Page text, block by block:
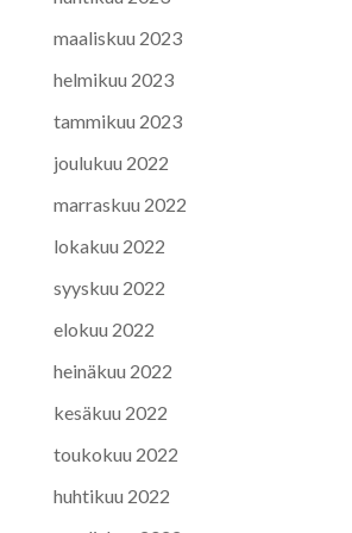
maaliskuu 2023
helmikuu 2023
tammikuu 2023
joulukuu 2022
marraskuu 2022
lokakuu 2022
syyskuu 2022
elokuu 2022
heinäkuu 2022
kesäkuu 2022
toukokuu 2022
huhtikuu 2022